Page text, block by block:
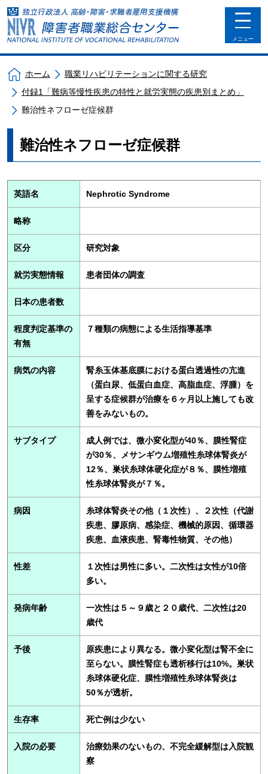
toggle
メニュー
ホーム
職業リハビリテーションに関する研究
付録1「難病等慢性疾患の特性と就労実態の疾患別まとめ」
難治性ネフローゼ症候群
難治性ネフローゼ症候群
英語名 Nephrotic Syndrome
略称
区分 研究対象
就労実態情報 患者団体の調査
日本の患者数
程度判定基準の
有無
７種類の病態による生活指導基準
病気の内容
腎糸玉体基底膜における蛋白透過性の亢進
（蛋白尿、低蛋白血症、高脂血症、浮腫）を
呈する症候群が治療を６ヶ月以上施しても改
善をみないもの。
サブタイプ
成人例では、微小変化型が40％、膜性腎症
が30％、メサンギウム増殖性糸球体腎炎が
12％、巣状糸球体硬化症が８％、膜性増殖
性糸球体腎炎が７％。
病因
糸球体腎炎その他（１次性）、２次性（代謝
疾患、膠原病、感染症、機械的原因、循環器
疾患、血液疾患、腎毒性物質、その他）
性差
１次性は男性に多い。二次性は女性が10倍
多い。
発病年齢
一次性は５～９歳と２０歳代、二次性は20
歳代
予後
原疾患により異なる。微小変化型は腎不全に
至らない。膜性腎症も透析移行は10%。巣状
糸球体硬化症、膜性増殖性糸球体腎炎は
50％が透析。
生存率 死亡例は少ない
入院の必要
治療効果のないもの、不完全緩解型は入院観
察